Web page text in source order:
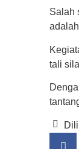
Salah
tali